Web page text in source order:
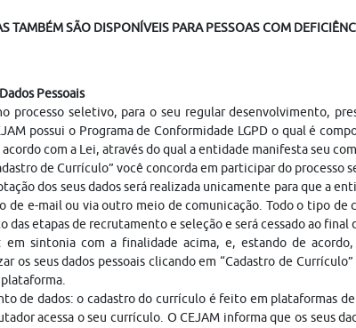
TAMBÉM SÃO DISPONÍVEIS PARA PESSOAS COM
Pessoais
processo seletivo, para o seu regular desenvolvimento,
possui o Programa de Conformidade LGPD o qual é
acordo com a Lei, através do qual a entidade manifesta seu
de Currículo” você concorda em participar do
dos seus dados será realizada unicamente para que a
de e-mail ou via outro meio de comunicação. Todo o tipo de
das etapas de recrutamento e seleção e será cessado ao final
em sintonia com a finalidade acima, e, estando de
os seus dados pessoais clicando em “Cadastro de
de dados: o cadastro do currículo é feito em plataformas
acessa o seu currículo. O CEJAM informa que os seus